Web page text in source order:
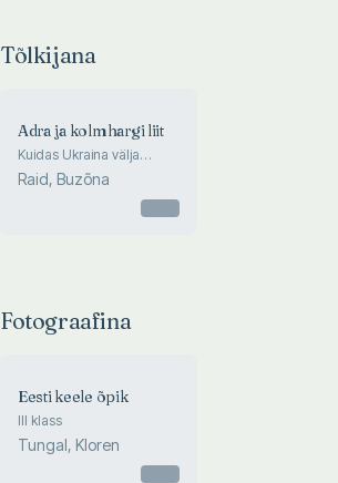
Tõlkijana
Adra ja kolmhargi liit
Kuidas Ukraina välja
mõeldi
Raid, Buzõna
Fotograafina
Eesti keele õpik
III klass
Tungal, Kloren